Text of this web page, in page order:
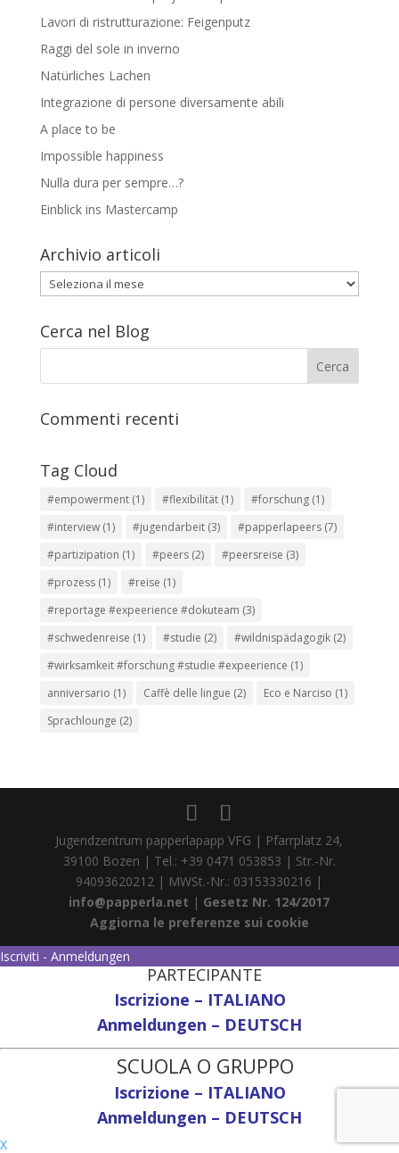
Lavori di ristrutturazione: Feigenputz
Raggi del sole in inverno
Natürliches Lachen
Integrazione di persone diversamente abili
A place to be
Impossible happiness
Nulla dura per sempre…?
Einblick ins Mastercamp
Archivio articoli
Archivio
articoli
Cerca nel Blog
Commenti recenti
Tag Cloud
#empowerment(1) #flexibilität(1) #forschung(1)
#interview(1) #jugendarbeit(3) #papperlapeers(7)
#partizipation (1) #peers(2) #peersreise (3)
#prozess(1) #reise (1)
#reportage #expeerience #dokuteam (3)
#schwedenreise (1) #studie (2) #wildnispädagogik(2)
#wirksamkeit #forschung #studie #expeerience (1)
anniversario (1) Caffè delle lingue (2) Eco e Narciso (1)
Sprachlounge (2)
Jugendzentrum papperlapapp VFG | Pfarrplatz 24,
39100 Bozen | Tel.: +39 0471 053853 | Str.-Nr.
94093620212 | MWSt.-Nr.: 03153330216 |
info@papperla.net | Gesetz Nr. 124/2017
Aggiorna le preferenze sui cookie
Iscriviti - Anmeldungen
PARTECIPANTE
Iscrizione – ITALIANO
Anmeldungen – DEUTSCH
SCUOLA O GRUPPO
Iscrizione – ITALIANO
Anmeldungen – DEUTSCH
X